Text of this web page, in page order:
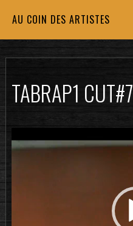
AU COIN DES ARTISTES
TABRAP1 CUT#7
vidéo